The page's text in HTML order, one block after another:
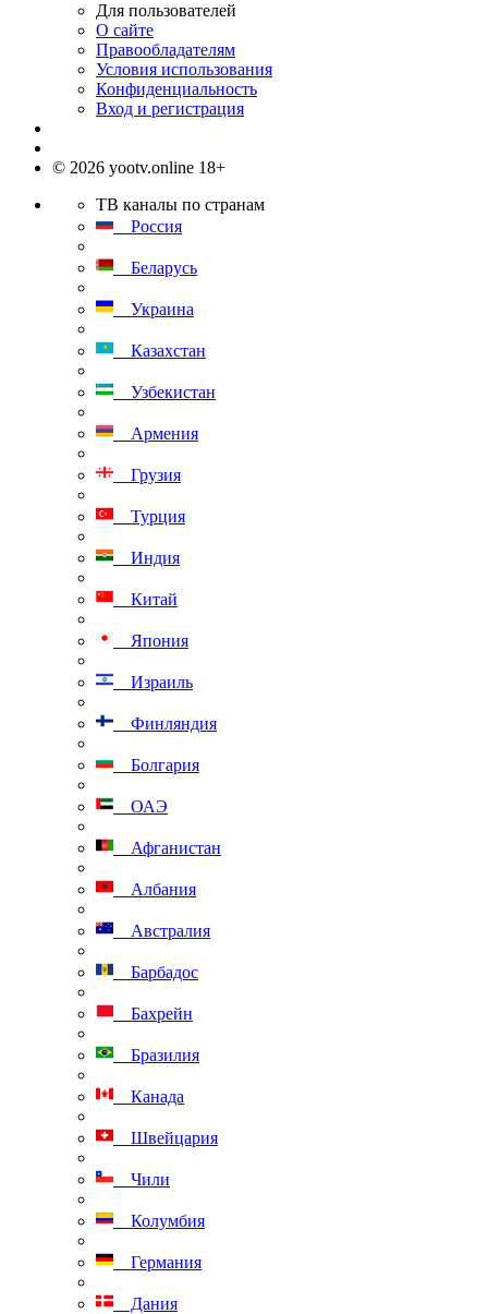
Для пользователей
О сайте
Правообладателям
Условия использования
Конфиденциальность
Вход и регистрация
© 2026 yootv.online 18+
ТВ каналы по странам
Россия
Беларусь
Украина
Казахстан
Узбекистан
Армения
Грузия
Турция
Индия
Китай
Япония
Израиль
Финляндия
Болгария
ОАЭ
Афганистан
Албания
Австралия
Барбадос
Бахрейн
Бразилия
Канада
Швейцария
Чили
Колумбия
Германия
Дания